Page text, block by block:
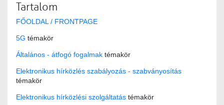
Tartalom
FŐOLDAL / FRONTPAGE
5G témakör
Általános - átfogó fogalmak témakör
Elektronikus hírközlés szabályozás - szabványosítás
témakör
Elektronikus hírközlési szolgáltatás témakör